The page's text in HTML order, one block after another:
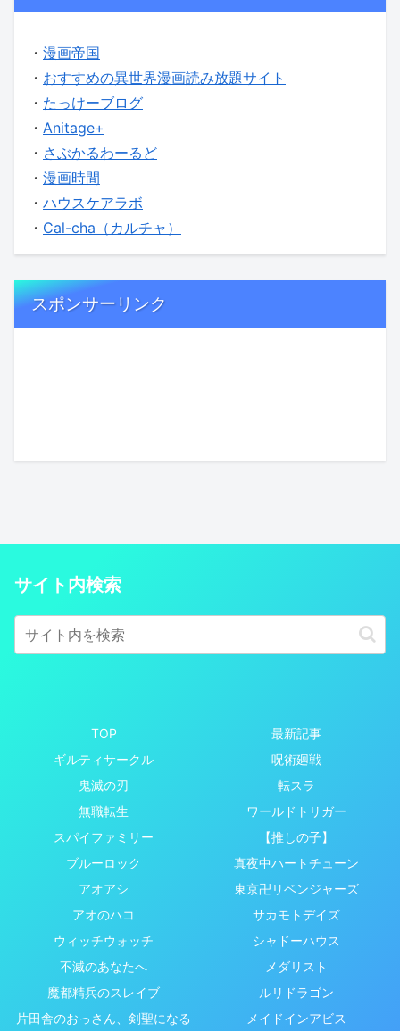
・ 漫画帝国
・ おすすめの異世界漫画読み放題サイト
・ たっけーブログ
・ Anitage+
・ さぶかるわーるど
・ 漫画時間
・ ハウスケアラボ
・ Cal-cha（カルチャ）
スポンサーリンク
サイト内検索
TOP
最新記事
ギルティサークル
呪術廻戦
鬼滅の刃
転スラ
無職転生
ワールドトリガー
スパイファミリー
【推しの子】
ブルーロック
真夜中ハートチューン
アオアシ
東京卍リベンジャーズ
アオのハコ
サカモトデイズ
ウィッチウォッチ
シャドーハウス
不滅のあなたへ
メダリスト
魔都精兵のスレイブ
ルリドラゴン
片田舎のおっさん、剣聖になる
メイドインアビス